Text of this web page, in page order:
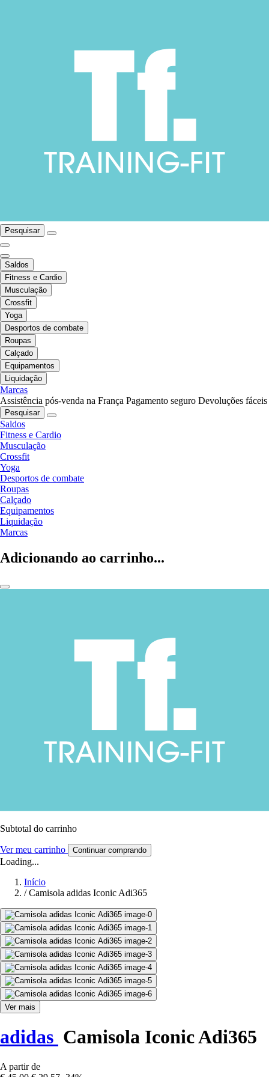
Pesquisar
Saldos
Fitness e Cardio
Musculação
Crossfit
Yoga
Desportos de combate
Roupas
Calçado
Equipamentos
Liquidação
Marcas
Assistência pós-venda na França Pagamento seguro Devoluções fáceis
Pesquisar
Saldos
Fitness e Cardio
Musculação
Crossfit
Yoga
Desportos de combate
Roupas
Calçado
Equipamentos
Liquidação
Marcas
Adicionando ao carrinho...
Subtotal do carrinho
Ver meu carrinho Continuar comprando
Loading...
Início
/ Camisola adidas Iconic Adi365
Ver mais
adidas Camisola Iconic Adi365
A partir de